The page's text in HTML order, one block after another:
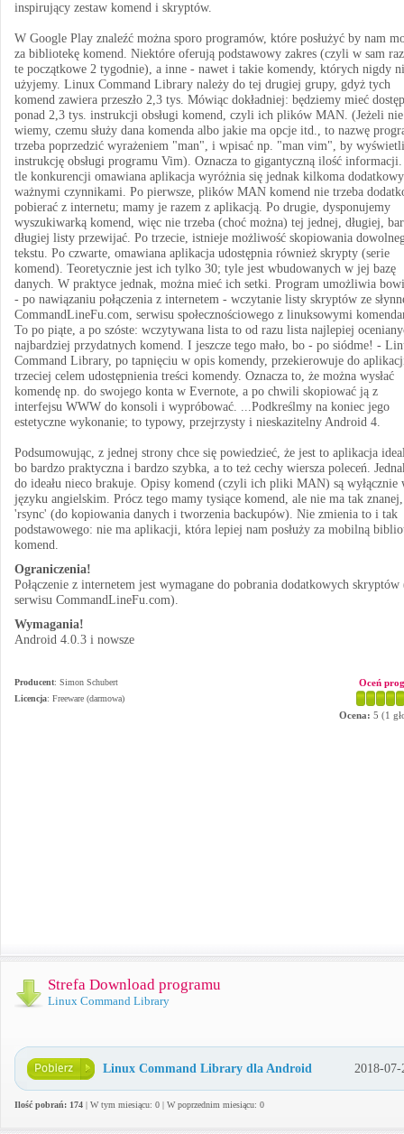
inspirujący zestaw komend i skryptów.
W Google Play znaleźć można sporo programów, które posłużyć by nam
za bibliotekę komend. Niektóre oferują podstawowy zakres (czyli w sam
te początkowe 2 tygodnie), a inne - nawet i takie komendy, których nigdy
użyjemy. Linux Command Library należy do tej drugiej grupy, gdyż tych
komend zawiera przeszło 2,3 tys. Mówiąc dokładniej: będziemy mieć
ponad 2,3 tys. instrukcji obsługi komend, czyli ich plików MAN. (Jeżeli nie
wiemy, czemu służy dana komenda albo jakie ma opcje itd., to nazwę
trzeba poprzedzić wyrażeniem "man", i wpisać np. "man vim", by
instrukcję obsługi programu Vim). Oznacza to gigantyczną ilość
tle konkurencji omawiana aplikacja wyróżnia się jednak kilkoma
ważnymi czynnikami. Po pierwsze, plików MAN komend nie trzeba
pobierać z internetu; mamy je razem z aplikacją. Po drugie, dysponujemy
wyszukiwarką komend, więc nie trzeba (choć można) tej jednej, długiej,
długiej listy przewijać. Po trzecie, istnieje możliwość skopiowania
tekstu. Po czwarte, omawiana aplikacja udostępnia również skrypty (serie
komend). Teoretycznie jest ich tylko 30; tyle jest wbudowanych w jej bazę
danych. W praktyce jednak, można mieć ich setki. Program umożliwia
- po nawiązaniu połączenia z internetem - wczytanie listy skryptów ze
CommandLineFu.com, serwisu społecznościowego z linuksowymi
To po piąte, a po szóste: wczytywana lista to od razu lista najlepiej
najbardziej przydatnych komend. I jeszcze tego mało, bo - po siódme! -
Command Library, po tapnięciu w opis komendy, przekierowuje do
trzeciej celem udostępnienia treści komendy. Oznacza to, że można wysłać
komendę np. do swojego konta w Evernote, a po chwili skopiować ją z
interfejsu WWW do konsoli i wypróbować. ...Podkreślmy na koniec jego
estetyczne wykonanie; to typowy, przejrzysty i nieskazitelny Android 4.
Podsumowując, z jednej strony chce się powiedzieć, że jest to aplikacja
bo bardzo praktyczna i bardzo szybka, a to też cechy wiersza poleceń.
do ideału nieco brakuje. Opisy komend (czyli ich pliki MAN) są wyłącznie
języku angielskim. Prócz tego mamy tysiące komend, ale nie ma tak
'rsync' (do kopiowania danych i tworzenia backupów). Nie zmienia to i tak
podstawowego: nie ma aplikacji, która lepiej nam posłuży za mobilną
komend.
Ograniczenia!
Połączenie z internetem jest wymagane do pobrania dodatkowych skryptów
serwisu CommandLineFu.com).
Wymagania!
Android 4.0.3 i nowsze
Producent: Simon Schubert
Licencja: Freeware (darmowa)
Oceń
Ocena: 5 (1
Strefa Download programu
Linux Command Library
Linux Command Library dla Android 2018-07-
Ilość pobrań: 174 | W tym miesiącu: 0 | W poprzednim miesiącu: 0